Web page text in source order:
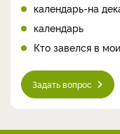
календарь-на
календарь
Кто завелся в
Задать вопрос